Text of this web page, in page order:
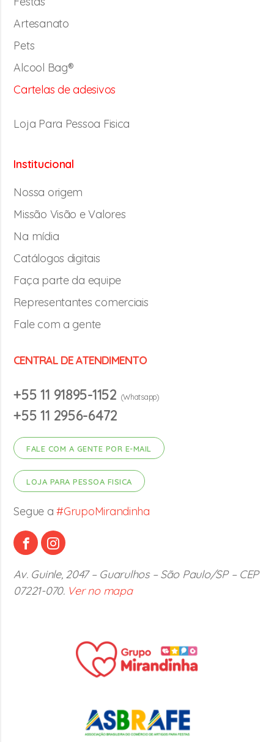
Artesanato
Pets
Alcool Bag®
Cartelas de adesivos
Loja Para Pessoa Fisica
Institucional
Nossa origem
Missão Visão e Valores
Na mídia
Catálogos digitais
Faça parte da equipe
Representantes comerciais
Fale com a gente
CENTRAL DE ATENDIMENTO
+55 11 91895-1152 (Whatsapp)
+55 11 2956-6472
FALE COM A GENTE POR E-MAIL
LOJA PARA PESSOA FISICA
Segue a#GrupoMirandinha
Av. Guinle, 2047 – Guarulhos – São Paulo/SP – CEP
07221-070. Ver no mapa